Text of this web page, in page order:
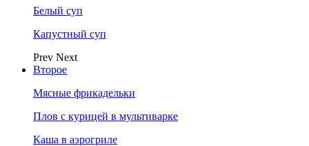
Белый суп
Капустный суп
Prev Next
Второе
Мясные фрикадельки
Плов с курицей в мультиварке
Каша в аэрогриле